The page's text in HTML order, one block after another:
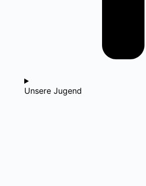
Unsere Jugend